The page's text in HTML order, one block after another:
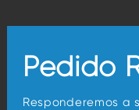
Pedido
Responderemos a